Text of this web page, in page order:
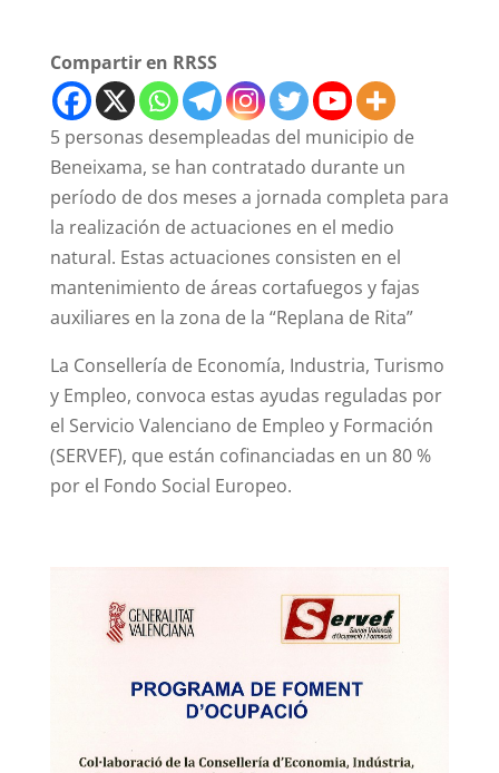
Compartir en RRSS
5 personas desempleadas del municipio de
Beneixama, se han contratado durante un
período de dos meses a jornada completa para
la realización de actuaciones en el medio
natural. Estas actuaciones consisten en el
mantenimiento de áreas cortafuegos y fajas
auxiliares en la zona de la “Replana de Rita”
La Consellería de Economía, Industria, Turismo
y Empleo, convoca estas ayudas reguladas por
el Servicio Valenciano de Empleo y Formación
(SERVEF), que están cofinanciadas en un 80 %
por el Fondo Social Europeo.